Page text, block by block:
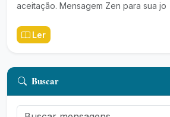
aceitação. Mensagem Zen para sua jo
Ler
Buscar